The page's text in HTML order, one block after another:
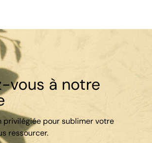
vous à notre
privilégiée pour sublimer votre
ressourcer.